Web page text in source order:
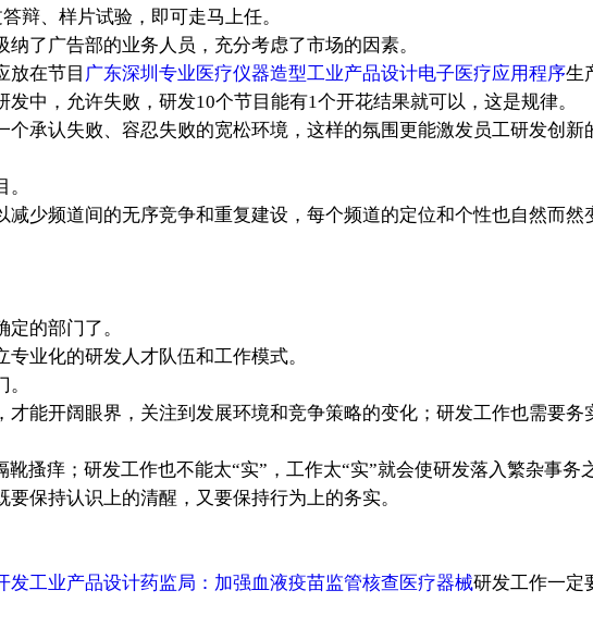
辩、样片试验，即可走马上任。
了广告部的业务人员，充分考虑了市场的因素。
放在节目 广东深圳专业医疗仪器造型工业产品设计电子医疗应用程序生
中，允许失败，研发10个节目能有1个开花结果就可以，这是规律。
承认失败、容忍失败的宽松环境，这样的氛围更能激发员工研发创新
少频道间的无序竞争和重复建设，每个频道的定位和个性也自然而然
的部门了。
业化的研发人才队伍和工作模式。
能开阔眼界，关注到发展环境和竞争策略的变化；研发工作也需要务
搔痒；研发工作也不能太“实”，工作太“实”就会使研发落入繁杂事务
保持认识上的清醒，又要保持行为上的务实。
发工业产品设计药监局：加强血液疫苗监管核查医疗器械研发工作一定